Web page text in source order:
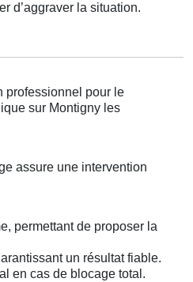
d’aggraver la situation.
professionnel pour le
sur Montigny les
assure une intervention
permettant de proposer la
un résultat fiable.
en cas de blocage total.